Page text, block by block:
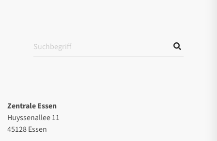
Zentrale Essen
Huyssenallee 11
45128 Essen